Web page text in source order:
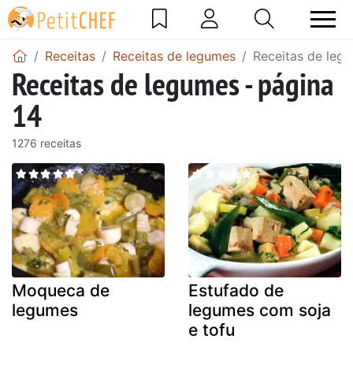
Receitas Receitas de legumes Receitas de
Receitas de legumes - página
14
1276 receitas
Moqueca de
legumes
Estufado de
legumes com soja
e tofu